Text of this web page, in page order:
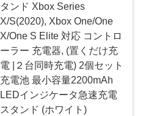
タンド Xbox Series
X/S(2020), Xbox One/One
X/One S Elite 対応 コントロ
ーラー 充電器, (置くだけ充
電 |２台同時充電) 2個セット
充電池 最小容量2200mAh
LEDインジケータ急速充電
スタンド (ホワイト)